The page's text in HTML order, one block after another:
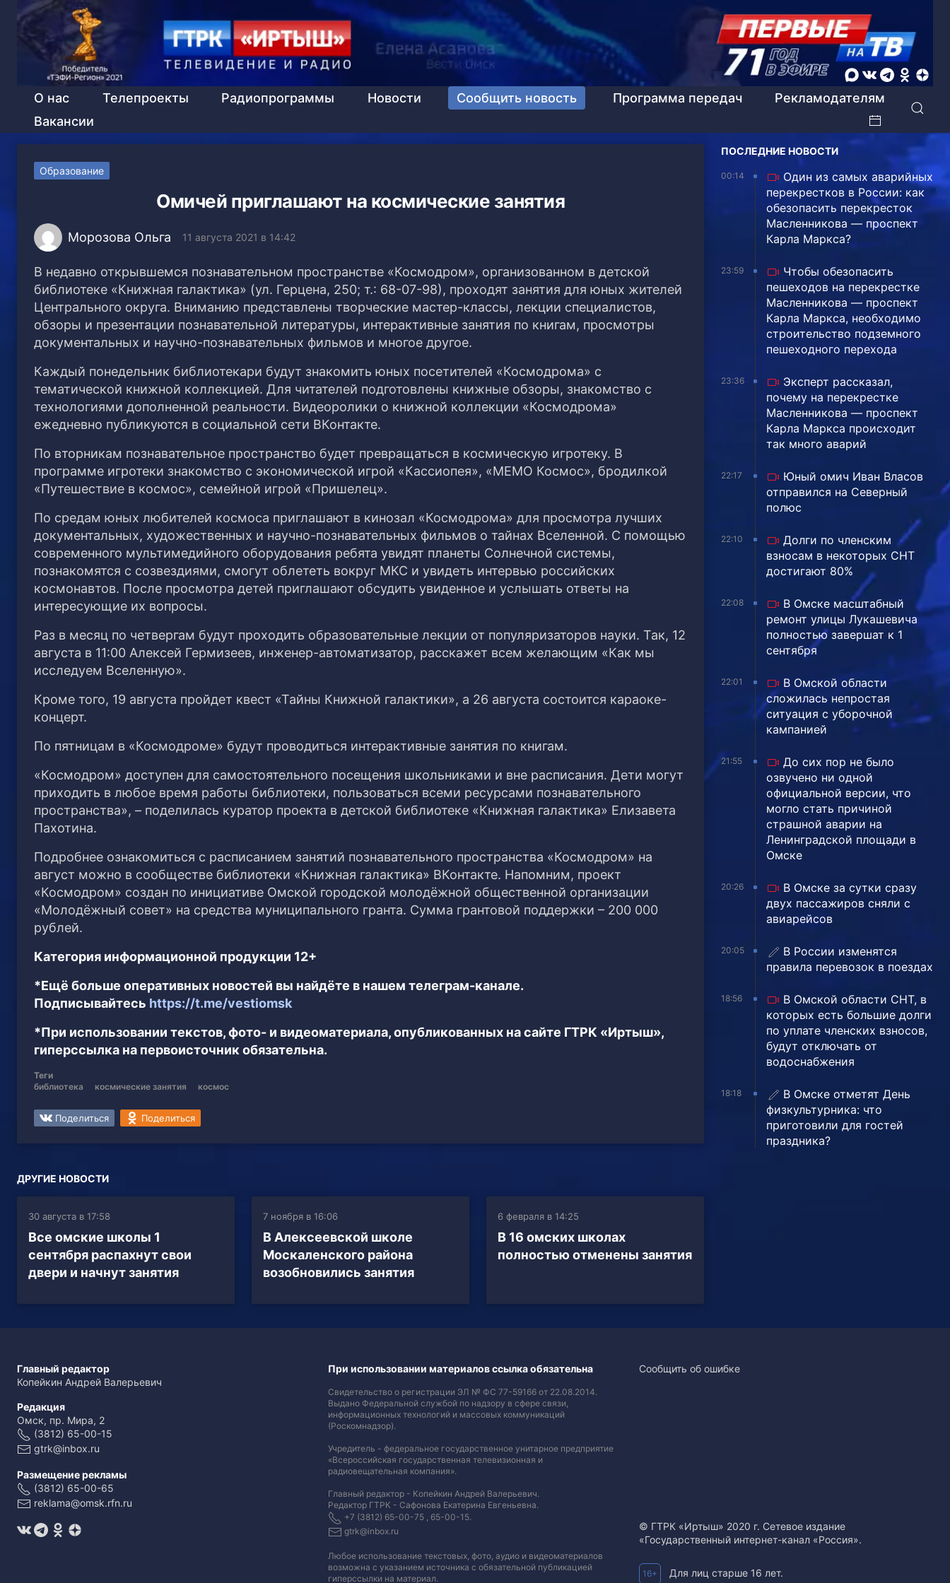
О нас Телепроекты Радиопрограммы Новости Сообщить новость Программа передач
Рекламодателям
Вакансии
Образование
Омичей приглашают на космические занятия
Морозова Ольга 11 августа 2021 в 14:42
В недавно открывшемся познавательном пространстве «Космодром», организованном в детской
библиотеке «Книжная галактика» (ул. Герцена, 250; т.: 68-07-98), проходят занятия для юных жителей
Центрального округа. Вниманию представлены творческие мастер-классы, лекции специалистов,
обзоры и презентации познавательной литературы, интерактивные занятия по книгам, просмотры
документальных и научно-познавательных фильмов и многое другое.
Каждый понедельник библиотекари будут знакомить юных посетителей «Космодрома» с
тематической книжной коллекцией. Для читателей подготовлены книжные обзоры, знакомство с
технологиями дополненной реальности. Видеоролики о книжной коллекции «Космодрома»
ежедневно публикуются в социальной сети ВКонтакте.
По вторникам познавательное пространство будет превращаться в космическую игротеку. В
программе игротеки знакомство с экономической игрой «Кассиопея», «МЕМО Космос», бродилкой
«Путешествие в космос», семейной игрой «Пришелец».
По средам юных любителей космоса приглашают в кинозал «Космодрома» для просмотра лучших
документальных, художественных и научно-познавательных фильмов о тайнах Вселенной. С помощью
современного мультимедийного оборудования ребята увидят планеты Солнечной системы,
познакомятся с созвездиями, смогут облететь вокруг МКС и увидеть интервью российских
космонавтов. После просмотра детей приглашают обсудить увиденное и услышать ответы на
интересующие их вопросы.
Раз в месяц по четвергам будут проходить образовательные лекции от популяризаторов науки. Так, 12
августа в 11:00 Алексей Гермизеев, инженер-автоматизатор, расскажет всем желающим «Как мы
исследуем Вселенную».
Кроме того, 19 августа пройдет квест «Тайны Книжной галактики», а 26 августа состоится караоке-
концерт.
По пятницам в «Космодроме» будут проводиться интерактивные занятия по книгам.
«Космодром» доступен для самостоятельного посещения школьниками и вне расписания. Дети могут
приходить в любое время работы библиотеки, пользоваться всеми ресурсами познавательного
пространства», – поделилась куратор проекта в детской библиотеке «Книжная галактика» Елизавета
Пахотина.
Подробнее ознакомиться с расписанием занятий познавательного пространства «Космодром» на
август можно в сообществе библиотеки «Книжная галактика» ВКонтакте. Напомним, проект
«Космодром» создан по инициативе Омской городской молодёжной общественной организации
«Молодёжный совет» на средства муниципального гранта. Сумма грантовой поддержки – 200 000
рублей.
Категория информационной продукции 12+
*Ещё больше оперативных новостей вы найдёте в нашем телеграм-канале.
Подписывайтесь https://t.me/vestiomsk
*При использовании текстов, фото- и видеоматериала, опубликованных на сайте ГТРК «Иртыш»,
гиперссылка на первоисточник обязательна.
Теги
библиотека
космические занятия космос
Поделиться Поделиться
ДРУГИЕ НОВОСТИ
30 августа в 17:58
Все омские школы 1
сентября распахнут свои
двери и начнут занятия
7 ноября в 16:06
В Алексеевской школе
Москаленского района
возобновились занятия
6 февраля в 14:25
В 16 омских школах
полностью отменены занятия
ПОСЛЕДНИЕ НОВОСТИ
00:14
Один из самых аварийных
перекрестков в России: как
обезопасить перекресток
Масленникова — проспект
Карла Маркса?
23:59
Чтобы обезопасить
пешеходов на перекрестке
Масленникова — проспект
Карла Маркса, необходимо
строительство подземного
пешеходного перехода
23:36
Эксперт рассказал,
почему на перекрестке
Масленникова — проспект
Карла Маркса происходит
так много аварий
22:17
Юный омич Иван Власов
отправился на Северный
полюс
22:10
Долги по членским
взносам в некоторых СНТ
достигают 80%
22:08
В Омске масштабный
ремонт улицы Лукашевича
полностью завершат к 1
сентября
22:01
В Омской области
сложилась непростая
ситуация с уборочной
кампанией
21:55
До сих пор не было
озвучено ни одной
официальной версии, что
могло стать причиной
страшной аварии на
Ленинградской площади в
Омске
20:26
В Омске за сутки сразу
двух пассажиров сняли с
авиарейсов
20:05
В России изменятся
правила перевозок в поездах
18:56
В Омской области СНТ, в
которых есть большие долги
по уплате членских взносов,
будут отключать от
водоснабжения
18:18
В Омске отметят День
физкультурника: что
приготовили для гостей
праздника?
Главный редактор
Копейкин Андрей Валерьевич
Редакция
Омск, пр. Мира, 2
(3812) 65-00-15
gtrk@inbox.ru
Размещение рекламы
(3812) 65-00-65
reklama@omsk.rfn.ru
При использовании материалов ссылка обязательна
Свидетельство о регистрации ЭЛ № ФС 77-59166 от 22.08.2014.
Выдано Федеральной службой по надзору в сфере связи,
информационных технологий и массовых коммуникаций
(Роскомнадзор).
Учредитель - федеральное государственное унитарное предприятие
«Всероссийская государственная телевизионная и
радиовещательная компания».
Главный редактор - Копейкин Андрей Валерьевич.
Редактор ГТРК - Сафонова Екатерина Евгеньевна.
+7 (3812) 65-00-75 , 65-00-15.
gtrk@inbox.ru
Любое использование текстовых, фото, аудио и видеоматериалов
возможна с указанием источника с обязательной публикацией
гиперссылки на материал.
Сообщить об ошибке
© ГТРК «Иртыш» 2020 г. Сетевое издание
«Государственный интернет-канал «Россия».
16+ Для лиц старше 16 лет.